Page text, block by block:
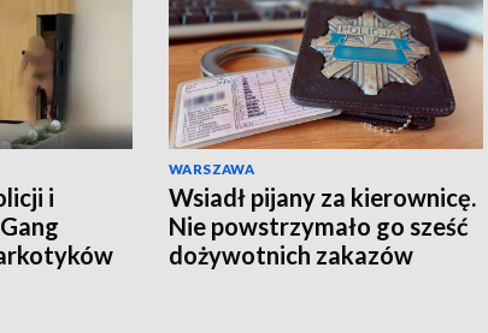
i
WARSZAWA
Wsiadł pijany za kierownicę.
Nie powstrzymało go sześć
dożywotnich zakazów